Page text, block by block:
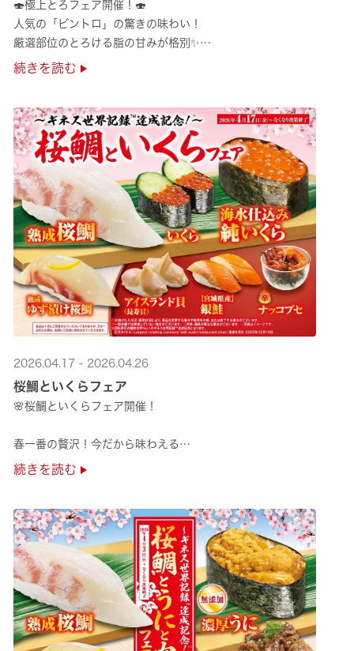
🍣極上とろフェア開催！🍣
人気の「ビントロ」の驚きの味わい！
厳選部位のとろける脂の甘みが格別✨
極上の味覚を是非くら寿司でご堪能ください♪
続きを読む
2026.04.17 - 2026.04.26
桜鯛といくらフェア
🌸桜鯛といくらフェア開催！
春一番の贅沢！今だから味わえる
旬の旨さの熟成🌸桜鯛と
是非お越しください✨
続きを読む